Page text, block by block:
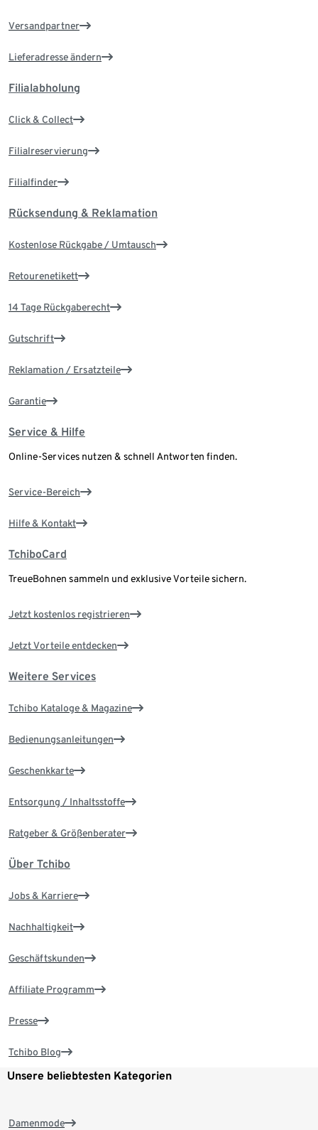
Versandpartner
Lieferadresse ändern
Filialabholung
Click & Collect
Filialreservierung
Filialfinder
Rücksendung & Reklamation
Kostenlose Rückgabe / Umtausch
Retourenetikett
14 Tage Rückgaberecht
Gutschrift
Reklamation / Ersatzteile
Garantie
Service & Hilfe
Online-Services nutzen & schnell Antworten finden.
Service-Bereich
Hilfe & Kontakt
TchiboCard
TreueBohnen sammeln und exklusive Vorteile sichern.
Jetzt kostenlos registrieren
Jetzt Vorteile entdecken
Weitere Services
Tchibo Kataloge & Magazine
Bedienungsanleitungen
Geschenkkarte
Entsorgung / Inhaltsstoffe
Ratgeber & Größenberater
Über Tchibo
Jobs & Karriere
Nachhaltigkeit
Geschäftskunden
Affiliate Programm
Presse
Tchibo Blog
Unsere beliebtesten Kategorien
Damenmode